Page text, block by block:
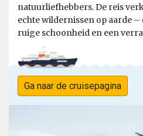
natuurliefhebbers. De reis
echte wildernissen op aarde
ruige schoonheid en een
Ga naar de cruisepagina